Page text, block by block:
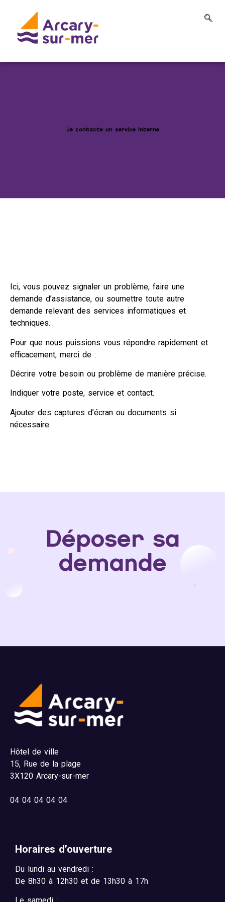
Je contacte un service interne
Ici, vous pouvez signaler un problème, faire une
demande d’assistance, ou soumettre toute autre
demande relevant des services informatiques et
techniques.
Pour que nous puissions vous répondre rapidement et
efficacement, merci de :
Décrire votre besoin ou problème de manière précise.
Indiquer votre poste, service et contact.
Ajouter des captures d’écran ou documents si
nécessaire.
Déposer sa
demande
Hôtel de ville
15, Rue de la plage
3X120 Arcary-sur-mer
04 04 04 04 04
Horaires d’ouverture
Du lundi au vendredi :
De 8h30 à 12h30 et de 13h30 à 17h